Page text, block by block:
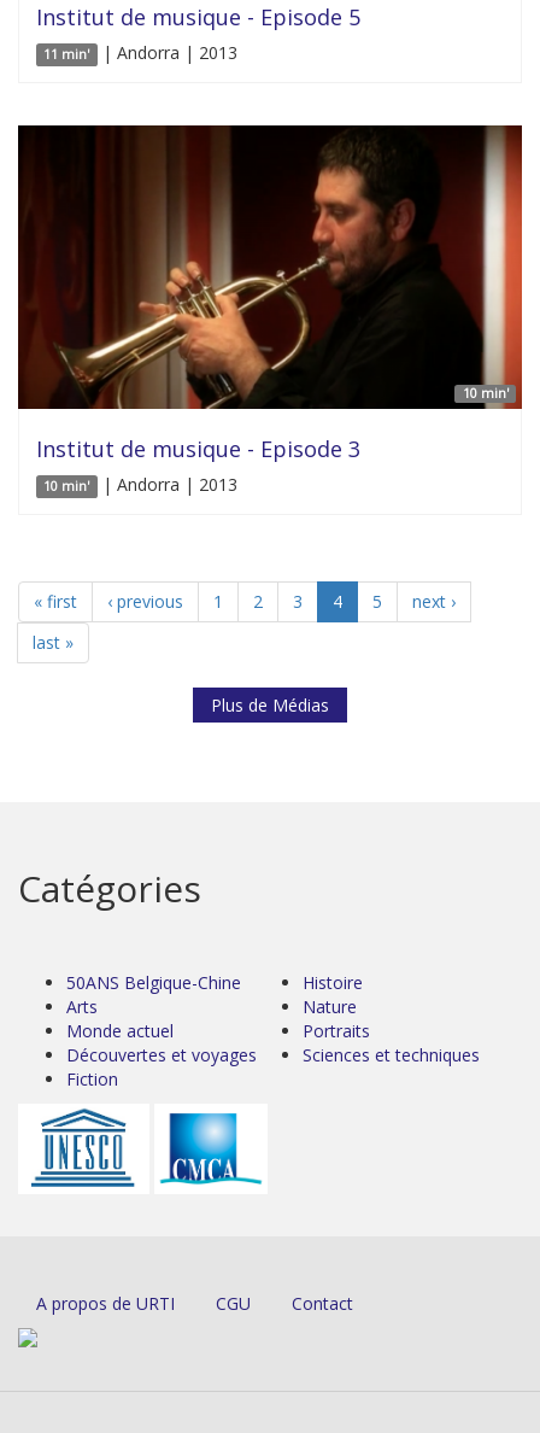
Institut de musique - Episode 5
11 min' | Andorra | 2013
10 min'
Institut de musique - Episode 3
10 min' | Andorra | 2013
« first ‹ previous 1 2 3 4 5
next ›
last »
Plus de Médias
Catégories
50ANS Belgique-Chine
Arts
Monde actuel
Découvertes et voyages
Fiction
Histoire
Nature
Portraits
Sciences et techniques
A propos de URTI CGU Contact